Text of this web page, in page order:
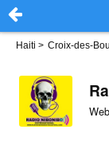
Haiti > Croix-des-
Web